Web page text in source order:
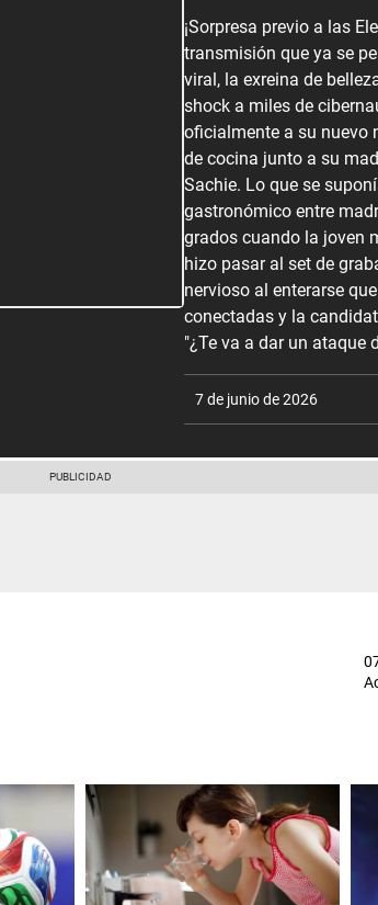
¡Sorpresa previo a las
transmisión que ya se
viral, la exreina de
shock a miles de
oficialmente a su nuevo
de cocina junto a su
Sachie. Lo que se
gastronómico entre
grados cuando la joven
hizo pasar al set de
nervioso al enterarse
conectadas y la
"¿Te va a dar un ataque
7 de junio de 2026